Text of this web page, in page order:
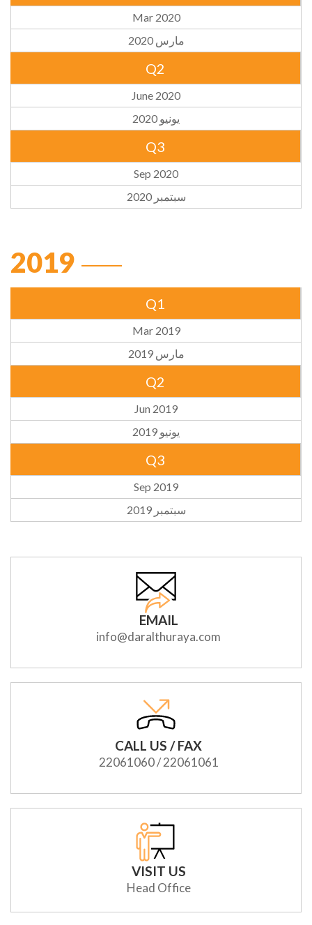
Mar 2020
مارس 2020
Q2
June 2020
يونيو 2020
Q3
Sep 2020
سبتمبر 2020
2019
Q1
Mar 2019
مارس 2019
Q2
Jun 2019
يونيو 2019
Q3
Sep 2019
سبتمبر 2019
EMAIL
info@daralthuraya.com
CALL US / FAX
22061060 / 22061061
VISIT US
Head Office